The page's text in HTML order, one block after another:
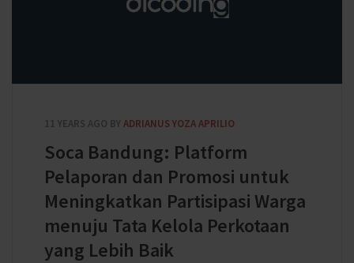
11 YEARS AGO BY ADRIANUS YOZA APRILIO
Soca Bandung: Platform
Pelaporan dan Promosi untuk
Meningkatkan Partisipasi Warga
menuju Tata Kelola Perkotaan
yang Lebih Baik